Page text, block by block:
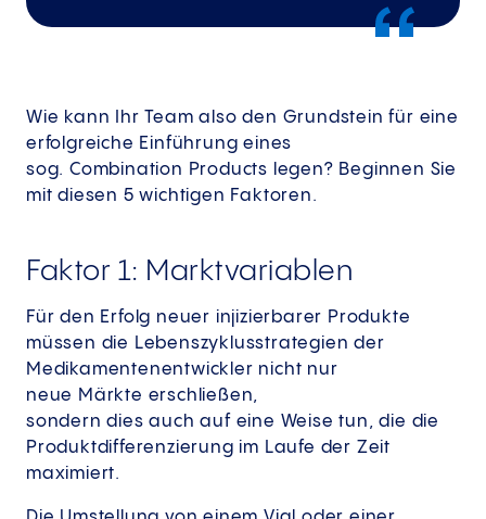
Wie kann Ihr Team also den Grundstein für eine
erfolgreiche Einführung eines
sog. Combination Products legen? Beginnen Sie
mit diesen 5 wichtigen Faktoren.
Faktor 1: Marktvariablen
Für den Erfolg neuer injizierbarer Produkte
müssen die Lebenszyklusstrategien der
Medikamentenentwickler nicht nur
neue Märkte erschließen,
sondern dies auch auf eine Weise tun, die die
Produktdifferenzierung im Laufe der Zeit
maximiert.